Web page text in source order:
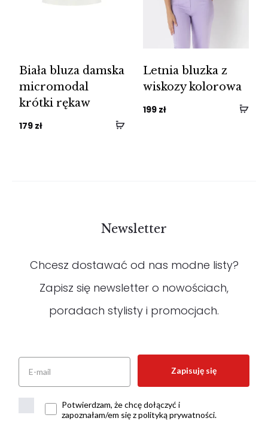
Biała bluza damska
micromodal
krótki rękaw
179 zł
Letnia bluzka z
wiskozy kolorowa
199 zł
Newsletter
Chcesz dostawać od nas modne listy?
Zapisz się newsletter o nowościach,
poradach stylisty i promocjach.
Zapisuję się
Potwierdzam, że chcę dołączyć i
zapoznałam/em się z polityką prywatności.